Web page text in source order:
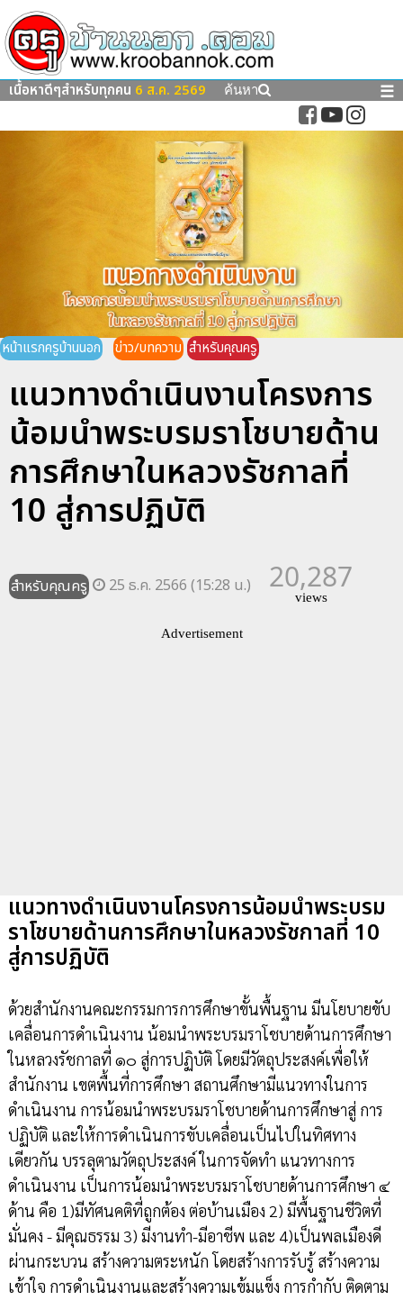
เนื้อหาดีๆสำหรับทุกคน 6 ส.ค. 2569 ค้นหา ☰
หน้าแรกครูบ้านนอก ข่าว/บทความ สำหรับคุณครู
แนวทางดำเนินงานโครงการ
น้อมนำพระบรมราโชบายด้าน
การศึกษาในหลวงรัชกาลที่
10 สู่การปฏิบัติ
สำหรับคุณครู 25 ธ.ค. 2566 (15:28 น.) 20,287
views
Advertisement
แนวทางดำเนินงานโครงการน้อมนำพระบรม
ราโชบายด้านการศึกษาในหลวงรัชกาลที่ 10
สู่การปฏิบัติ
ด้วยสำนักงานคณะกรรมการการศึกษาขั้นพื้นฐาน มีนโยบายขับ
เคลื่อนการดำเนินงาน น้อมนำพระบรมราโชบายด้านการศึกษา
ในหลวงรัชกาลที่ ๑๐ สู่การปฏิบัติ โดยมีวัตถุประสงค์เพื่อให้
สำนักงาน เขตพื้นที่การศึกษา สถานศึกษามีแนวทางในการ
ดำเนินงาน การน้อมนำพระบรมราโชบายด้านการศึกษาสู่ การ
ปฏิบัติ และให้การดำเนินการขับเคลื่อนเป็นไปในทิศทาง
เดียวกัน บรรลุตามวัตถุประสงค์ ในการจัดทำ แนวทางการ
ดำเนินงาน เป็นการน้อมนำพระบรมราโชบายด้านการศึกษา ๔
ด้าน คือ 1)มีทัศนคติที่ถูกต้อง ต่อบ้านเมือง 2) มีพื้นฐานชีวิตที่
มั่นคง - มีคุณธรรม 3) มีงานทำ-มีอาชีพ และ 4)เป็นพลเมืองดี
ผ่านกระบวน สร้างความตระหนัก โดยสร้างการรับรู้ สร้างความ
เข้าใจ การดำเนินงานและสร้างความเข้มแข็ง การกำกับ ติดตาม